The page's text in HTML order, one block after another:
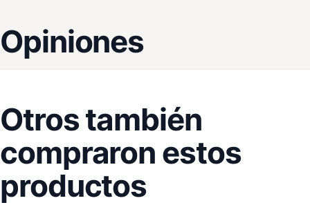
Opiniones
Otros también
compraron estos
productos